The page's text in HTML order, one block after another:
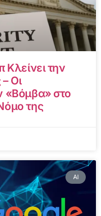
Κλείνει την
Οι
«Βόμβα» στο
της
AI